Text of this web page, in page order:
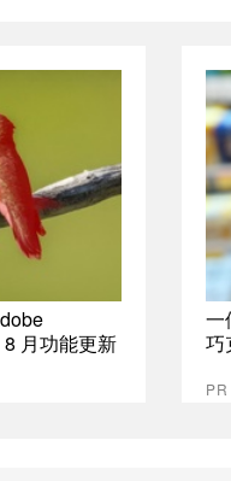
月功能更新
一
巧